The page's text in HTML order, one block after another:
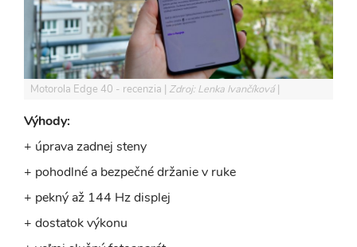
Motorola Edge 40 - recenzia Zdroj: Lenka Ivančíková
Výhody:
+ úprava zadnej steny
+ pohodlné a bezpečné držanie v ruke
+ pekný až 144 Hz displej
+ dostatok výkonu